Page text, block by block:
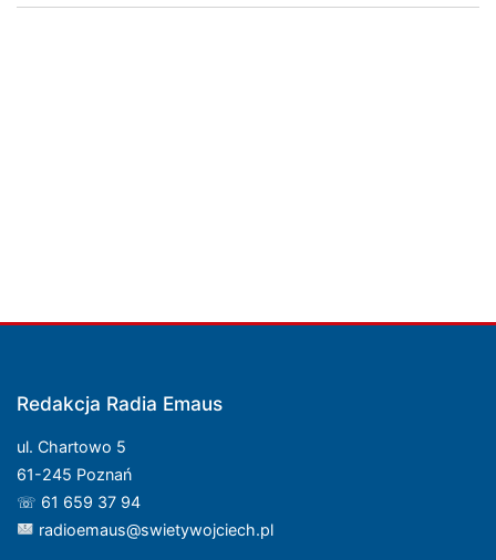
Redakcja Radia Emaus
ul. Chartowo 5
61-245 Poznań
☏ 61 659 37 94
radioemaus@swietywojciech.pl